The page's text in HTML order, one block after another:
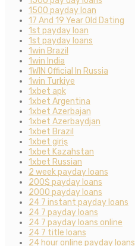
1500 payday loan
17 And 19 Year Old Dating
1st payday loan
1st payday loans
1win Brazil
1win India
1WIN Official In Russia
1win Turkiye
1xbet apk
1xbet Argentina
1xbet Azerbajan
1xbet Azerbaydjan
1xbet Brazil
1xbet giriş
1xbet Kazahstan
1xbet Russian
2 week payday loans
200$ payday loans
2000 payday loans
24 7 instant payday loans
24 7 payday loans
24 7 payday loans online
24 7 title loans
24 hour online payday loans